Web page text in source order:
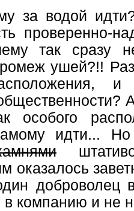
за водой
проверенно-
так сразу
ушей?!!
и
особого
идти...
оказалось
доброволец
в компанию и не